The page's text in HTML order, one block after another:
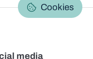
Cookies
media